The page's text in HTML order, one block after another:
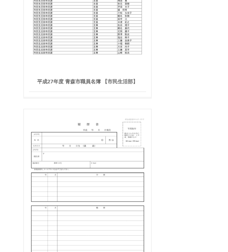
平成27年度 青森市職員名簿 【市民生活部】